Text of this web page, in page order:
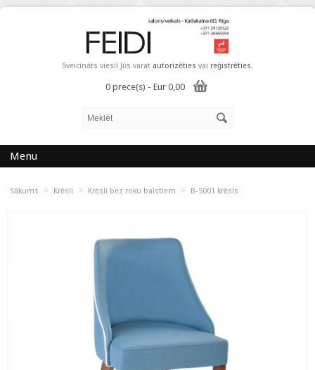
Sveicināts viesi! Jūs varat autorizēties vai reģistrēties.
0 prece(s) - Eur 0,00
Menu
Sākums > Krēsli > Krēsli bez roku balstiem > B-5001 krēsls